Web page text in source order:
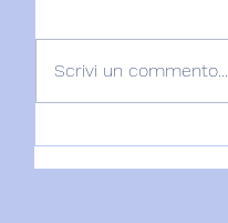
Scrivi un commento...